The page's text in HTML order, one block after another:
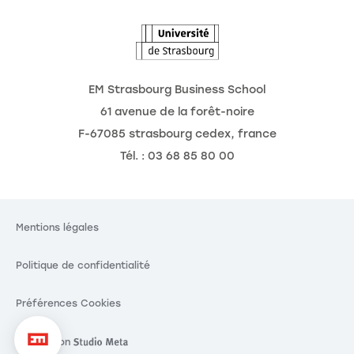
Gestion des cookies
Le respect de votre
En autorisant ces services tiers, vous acceptez le dépôt et la lecture
bon fonctionnement.
'Préférences de cookies' situé dans le pied de page.
EM Strasbourg Business School
61 avenue de la forêt-noire
F-67085 strasbourg cedex, france
Tél. : 03 68 85 80 00
Mentions légales
Politique de confidentialité
Préférences Cookies
Réalisation